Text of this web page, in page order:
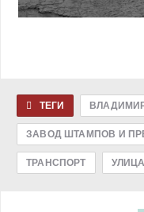
ТЕГИ
ЗАВОД ШТАМПОВ И
ТРАНСПОРТ